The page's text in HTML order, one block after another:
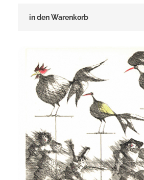
in den Warenkorb